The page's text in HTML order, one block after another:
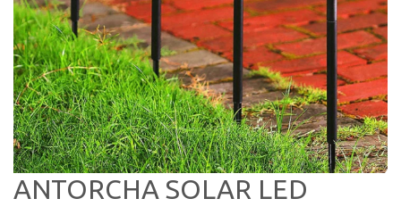
ANTORCHA SOLAR LED